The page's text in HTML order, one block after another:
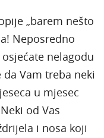
„barem nešto
Neposredno
nelagodu
Vam treba neki
u mjesec
od Vas
i nosa koji